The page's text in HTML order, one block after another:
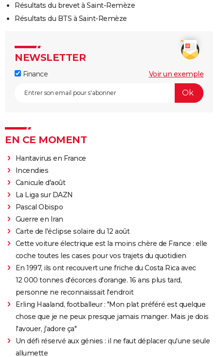
Résultats du brevet à Saint-Remèze
Résultats du BTS à Saint-Remèze
NEWSLETTER
Finance Voir un exemple
EN CE MOMENT
Hantavirus en France
Incendies
Canicule d'août
La Liga sur DAZN
Pascal Obispo
Guerre en Iran
Carte de l'éclipse solaire du 12 août
Cette voiture électrique est la moins chère de France : elle
coche toutes les cases pour vos trajets du quotidien
En 1997, ils ont recouvert une friche du Costa Rica avec
12 000 tonnes d'écorces d'orange. 16 ans plus tard,
personne ne reconnaissait l'endroit
Erling Haaland, footballeur : "Mon plat préféré est quelque
chose que je ne peux presque jamais manger. Mais je dois
l'avouer, j'adore ça"
Un défi réservé aux génies : il ne faut déplacer qu'une seule
allumette